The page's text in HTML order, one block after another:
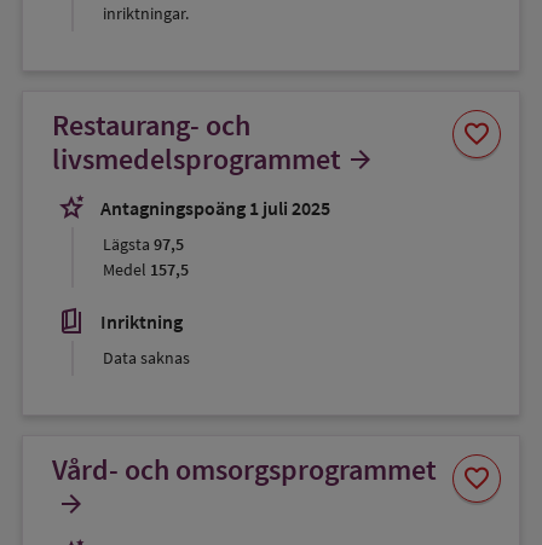
inriktningar.
Restaurang- och
livsmedelsprogrammet arrow_forward
stars_2
Antagningspoäng 1 juli 2025
Lägsta 97,5
Medel 157,5
book_5 Inriktning
Data saknas
favorite
Spara
som
Vård- och omsorgsprogrammet
arrow_forward
favorite
Spara
som